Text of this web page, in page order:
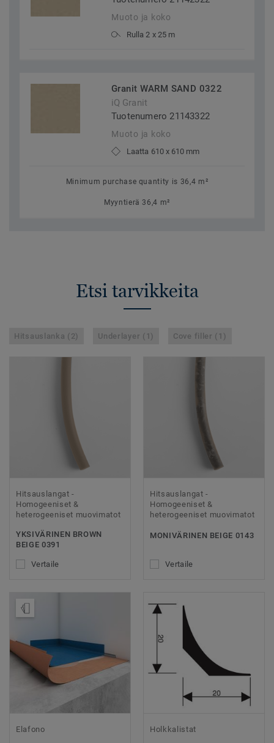
Muoto ja koko
Rulla 2 x 25 m
Granit WARM SAND 0322
iQ Granit
Tuotenumero 21143322
Muoto ja koko
Laatta 610 x 610 mm
Minimum purchase quantity is 36,4 m²
Myyntierä 36,4 m²
Etsi tarvikkeita
Hitsauslanka (2) Underlayer (1) Cove filler (1)
Hitsauslangat -
Homogeeniset &
heterogeeniset muovimatot
YKSIVÄRINEN BROWN
BEIGE 0391
Vertaile
Hitsauslangat -
Homogeeniset &
heterogeeniset muovimatot
MONIVÄRINEN BEIGE 0143
Vertaile
Elafono Holkkalistat